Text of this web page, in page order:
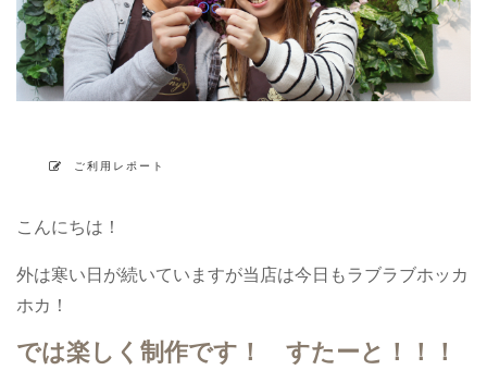
ご利用レポート
こんにちは！
外は寒い日が続いていますが当店は今日もラブラブホッカ
ホカ！
では楽しく制作です！ すたーと！！！